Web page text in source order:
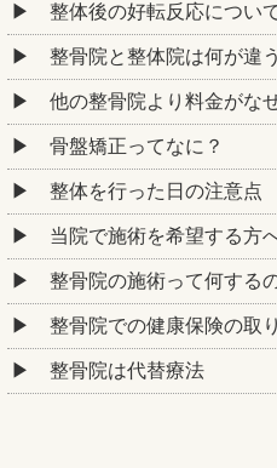
整体後の好転反応につい
整骨院と整体院は何が違
他の整骨院より料金がな
骨盤矯正ってなに？
整体を行った日の注意点
当院で施術を希望する方
整骨院の施術って何する
整骨院での健康保険の取
整骨院は代替療法